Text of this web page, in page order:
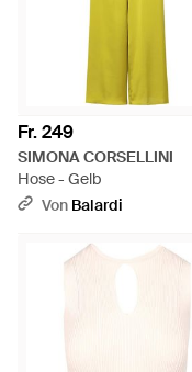
Fr. 249
SIMONA CORSELLINI
Hose - Gelb
Von Balardi